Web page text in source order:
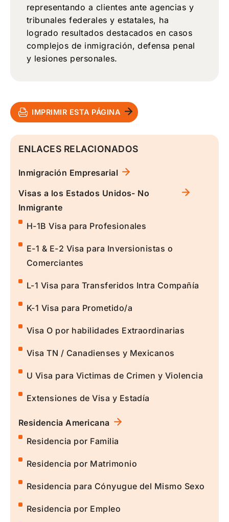
representando a clientes ante agencias y
tribunales federales y estatales, ha
logrado resultados destacados en casos
complejos de inmigración, defensa penal
y lesiones personales.
IMPRIMIR ESTA PÁGINA
ENLACES RELACIONADOS
Inmigración Empresarial
Visas a los Estados Unidos- No
Inmigrante
H-1B Visa para Profesionales
E-1 & E-2 Visa para Inversionistas o
Comerciantes
L-1 Visa para Transferidos Intra Compañía
K-1 Visa para Prometido/a
Visa O por habilidades Extraordinarias
Visa TN / Canadienses y Mexicanos
U Visa para Victimas de Crimen y Violencia
Extensiones de Visa y Estadía
Residencia Americana
Residencia por Familia
Residencia por Matrimonio
Residencia para Cónyugue del Mismo Sexo
Residencia por Empleo